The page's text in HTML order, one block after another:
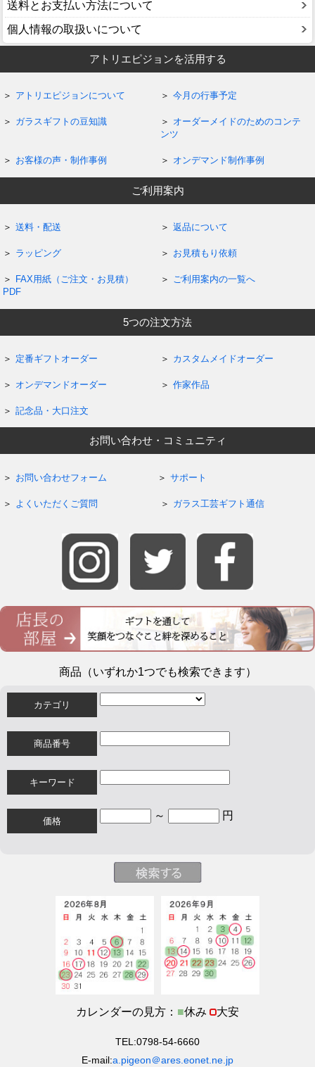
送料とお支払い方法について
個人情報の取扱いについて
アトリエピジョンを活用する
アトリエピジョンについて 今月の行事予定
ガラスギフトの豆知識
オーダーメイドのためのコンテ
ンツ
お客様の声・制作事例 オンデマンド制作事例
ご利用案内
送料・配送 返品について
ラッピング お見積もり依頼
FAX用紙（ご注文・お見積）
PDF
ご利用案内の一覧へ
5つの注文方法
定番ギフトオーダー カスタムメイドオーダー
オンデマンドオーダー 作家作品
記念品・大口注文
お問い合わせ・コミュニティ
お問い合わせフォーム サポート
よくいただくご質問 ガラス工芸ギフト通信
商品（いずれか1つでも検索できます）
カテゴリ
商品番号
キーワード
価格 ～ 円
カレンダーの見方： ■休み 大安
TEL:0798-54-6660
E-mail:a.pigeon＠ares.eonet.ne.jp